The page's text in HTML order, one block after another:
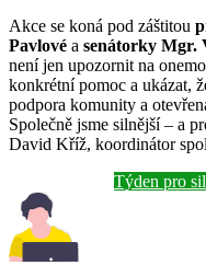
Akce se koná pod záštitou
Pavlové a senátorky Mgr.
není jen upozornit na
konkrétní pomoc a ukázat,
podpora komunity a
Společně jsme silnější – a
David Kříž, koordinátor
Týden pro